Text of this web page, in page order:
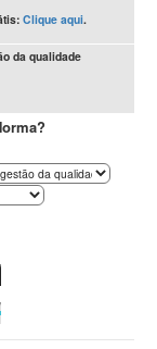
Clique aqui.
da qualidade